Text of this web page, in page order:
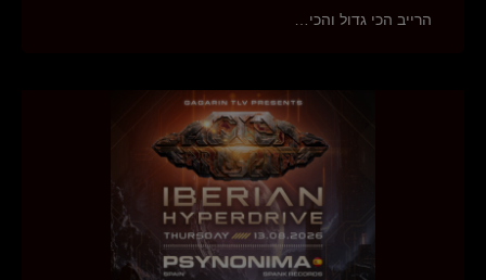
הרייב הכי גדול והכי…